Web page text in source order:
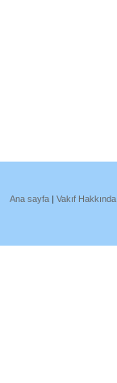
Ana sayfa| Vakıf Hakkında